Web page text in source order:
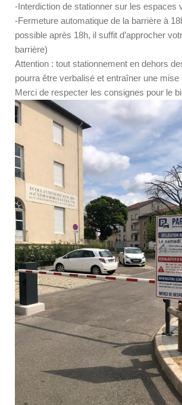
-Interdiction de stationner sur les espaces
-Fermeture automatique de la barrière à
possible après 18h, il suffit d’approcher
barrière)
Attention : tout stationnement en dehors
pourra être verbalisé et entraîner une mise
Merci de respecter les consignes pour le